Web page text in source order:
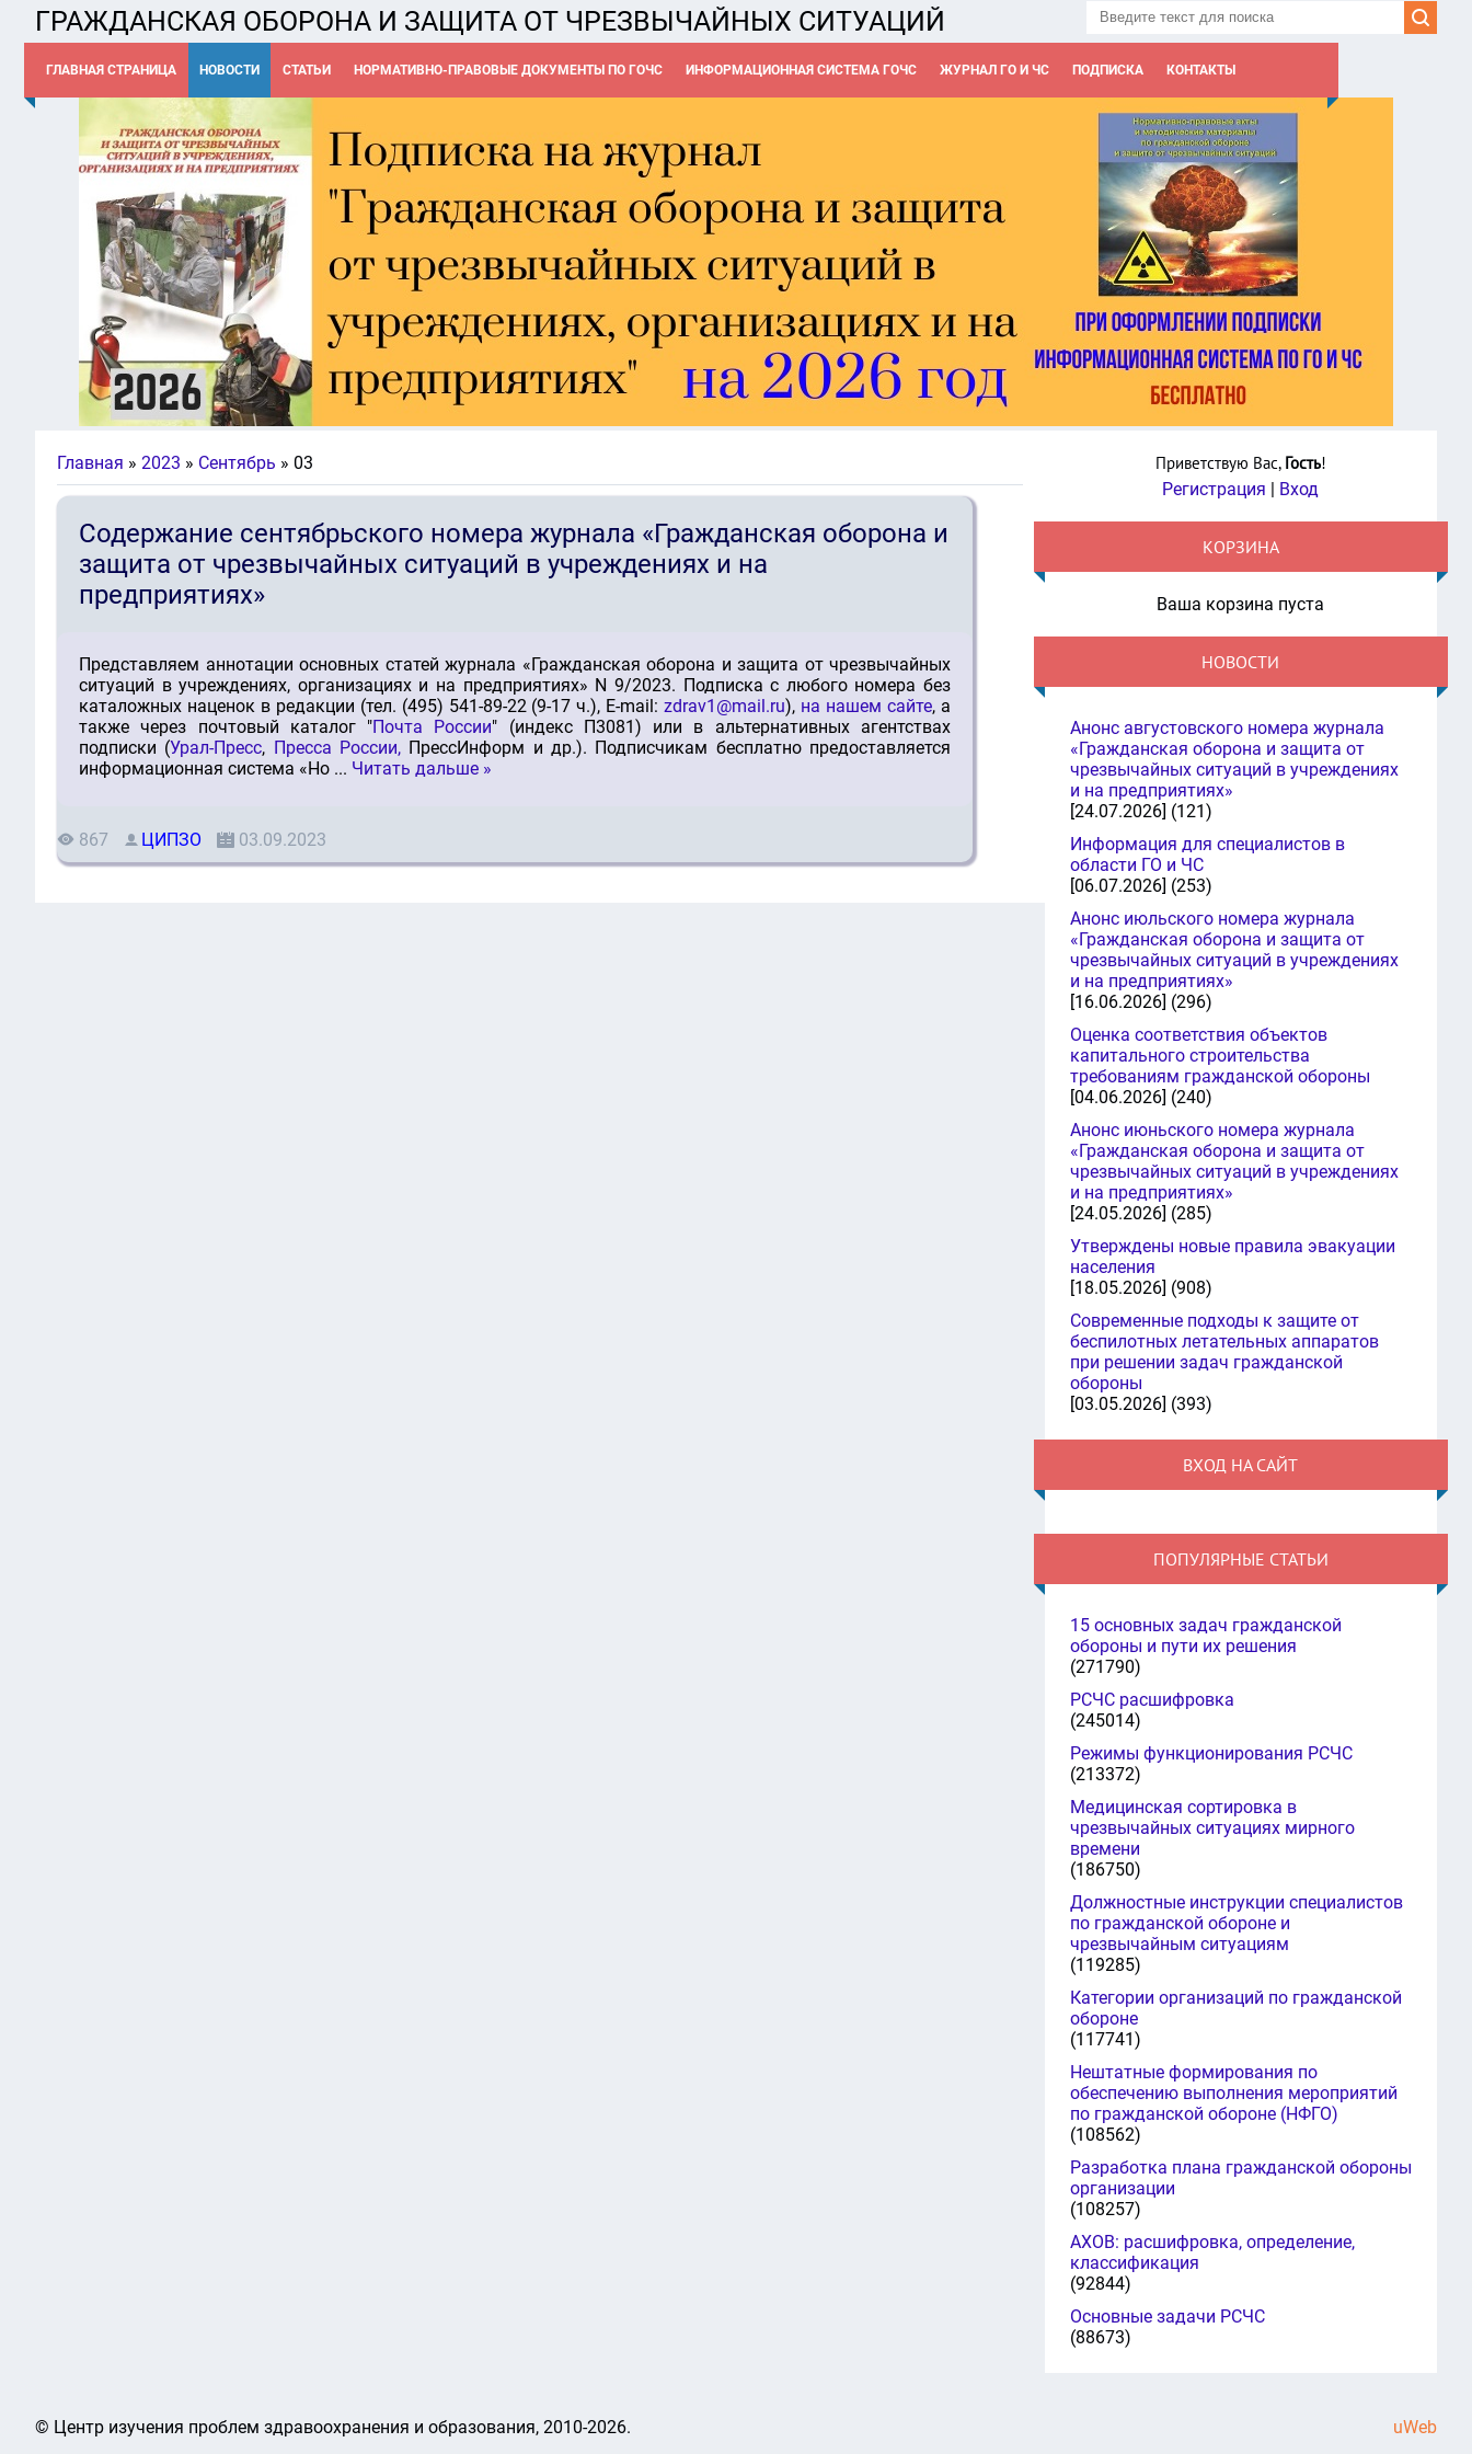
ГРАЖДАНСКАЯ ОБОРОНА И ЗАЩИТА ОТ ЧРЕЗВЫЧАЙНЫХ СИТУАЦИЙ
ГЛАВНАЯ СТРАНИЦА НОВОСТИ СТАТЬИ НОРМАТИВНО-ПРАВОВЫЕ ДОКУМЕНТЫ ПО ГОЧС ИНФОРМАЦИОННАЯ СИСТЕМА ГОЧС ЖУРНАЛ ГО И ЧС ПОДПИСКА КОНТАКТЫ
Главная » 2023 » Сентябрь » 03
Содержание сентябрьского номера журнала «Гражданская оборона и
защита от чрезвычайных ситуаций в учреждениях и на
предприятиях»
Представляем аннотации основных статей журнала «Гражданская оборона и защита от чрезвычайных
ситуаций в учреждениях, организациях и на предприятиях» N 9/2023. Подписка с любого номера без
каталожных наценок в редакции (тел. (495) 541-89-22 (9-17 ч.), E-mail:zdrav1@mail.ru), на нашем сайте, а
также через почтовый каталог "Почта России" (индекс П3081) или в альтернативных агентствах
подписки (Урал-Пресс, Пресса России, ПрессИнформ и др.). Подписчикам бесплатно предоставляется
информационная система «Но ... Читать дальше »
867 ЦИПЗО 03.09.2023
Приветствую Вас, Гость!
Регистрация | Вход
КОРЗИНА
Ваша корзина пуста
НОВОСТИ
Анонс августовского номера журнала
«Гражданская оборона и защита от
чрезвычайных ситуаций в учреждениях
и на предприятиях»
[24.07.2026] (121)
Информация для специалистов в
области ГО и ЧС
[06.07.2026] (253)
Анонс июльского номера журнала
«Гражданская оборона и защита от
чрезвычайных ситуаций в учреждениях
и на предприятиях»
[16.06.2026] (296)
Оценка соответствия объектов
капитального строительства
требованиям гражданской обороны
[04.06.2026] (240)
Анонс июньского номера журнала
«Гражданская оборона и защита от
чрезвычайных ситуаций в учреждениях
и на предприятиях»
[24.05.2026] (285)
Утверждены новые правила эвакуации
населения
[18.05.2026] (908)
Современные подходы к защите от
беспилотных летательных аппаратов
при решении задач гражданской
обороны
[03.05.2026] (393)
ВХОД НА САЙТ
ПОПУЛЯРНЫЕ СТАТЬИ
15 основных задач гражданской
обороны и пути их решения
(271790)
РСЧС расшифровка
(245014)
Режимы функционирования РСЧС
(213372)
Медицинская сортировка в
чрезвычайных ситуациях мирного
времени
(186750)
Должностные инструкции специалистов
по гражданской обороне и
чрезвычайным ситуациям
(119285)
Категории организаций по гражданской
обороне
(117741)
Нештатные формирования по
обеспечению выполнения мероприятий
по гражданской обороне (НФГО)
(108562)
Разработка плана гражданской обороны
организации
(108257)
АХОВ: расшифровка, определение,
классификация
(92844)
Основные задачи РСЧС
(88673)
© Центр изучения проблем здравоохранения и образования, 2010-2026. uWeb